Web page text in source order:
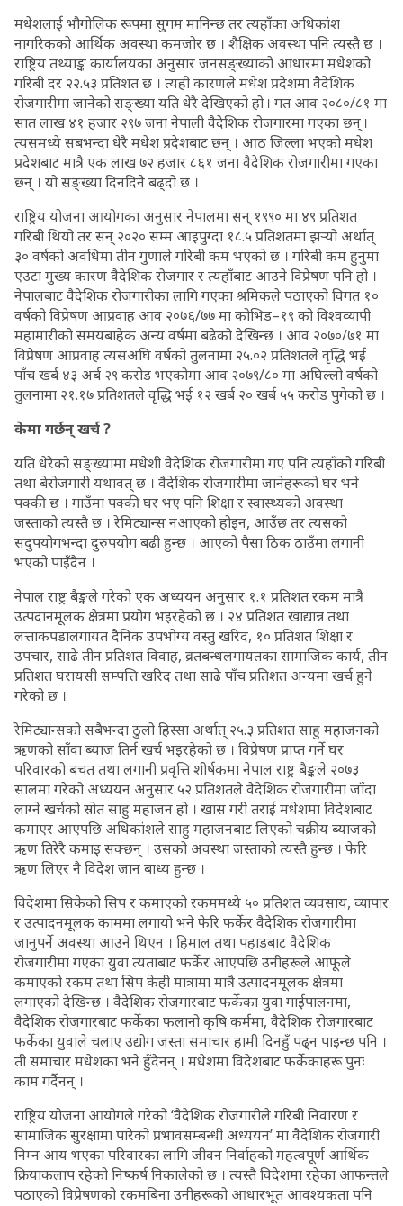
मधेशलाई भौगोलिक रूपमा सुगम मानिन्छ तर त्यहाँका अधिकांश
नागरिकको आर्थिक अवस्था कमजोर छ । शैक्षिक अवस्था पनि त्यस्तै छ ।
राष्ट्रिय तथ्याङ्क कार्यालयका अनुसार जनसङ्ख्याको आधारमा मधेशको
गरिबी दर २२.५३ प्रतिशत छ । त्यही कारणले मधेश प्रदेशमा वैदेशिक
रोजगारीमा जानेको सङ्ख्या यति धेरै देखिएको हो । गत आव २०८०/८१ मा
सात लाख ४१ हजार २९७ जना नेपाली वैदेशिक रोजगारमा गएका छन् ।
त्यसमध्ये सबभन्दा धेरै मधेश प्रदेशबाट छन् । आठ जिल्ला भएको मधेश
प्रदेशबाट मात्रै एक लाख ७२ हजार ८६१ जना वैदेशिक रोजगारीमा गएका
छन् । यो सङ्ख्या दिनदिनै बढ्दो छ ।
राष्ट्रिय योजना आयोगका अनुसार नेपालमा सन् १९९० मा ४९ प्रतिशत
गरिबी थियो तर सन् २०२० सम्म आइपुग्दा १८.५ प्रतिशतमा झर्‍यो अर्थात्
३० वर्षको अवधिमा तीन गुणाले गरिबी कम भएको छ । गरिबी कम हुनुमा
एउटा मुख्य कारण वैदेशिक रोजगार र त्यहाँबाट आउने विप्रेषण पनि हो ।
नेपालबाट वैदेशिक रोजगारीका लागि गएका श्रमिकले पठाएको विगत १०
वर्षको विप्रेषण आप्रवाह आव २०७६/७७ मा कोभिड–१९ को विश्वव्यापी
महामारीको समयबाहेक अन्य वर्षमा बढेको देखिन्छ । आव २०७०/७१ मा
विप्रेषण आप्रवाह त्यसअघि वर्षको तुलनामा २५.०२ प्रतिशतले वृद्धि भई
पाँच खर्ब ४३ अर्ब २९ करोड भएकोमा आव २०७९/८० मा अघिल्लो वर्षको
तुलनामा २१.१७ प्रतिशतले वृद्धि भई १२ खर्ब २० खर्ब ५५ करोड पुगेको छ ।
केमा गर्छन् खर्च ?
यति धेरैको सङ्ख्यामा मधेशी वैदेशिक रोजगारीमा गए पनि त्यहाँको गरिबी
तथा बेरोजगारी यथावत् छ । वैदेशिक रोजगारीमा जानेहरूको घर भने
पक्की छ । गाउँमा पक्की घर भए पनि शिक्षा र स्वास्थ्यको अवस्था
जस्ताको त्यस्तै छ । रेमिट्यान्स नआएको होइन, आउँछ तर त्यसको
सदुपयोगभन्दा दुरुपयोग बढी हुन्छ । आएको पैसा ठिक ठाउँमा लगानी
भएको पाइँदैन ।
नेपाल राष्ट्र बैङ्कले गरेको एक अध्ययन अनुसार १.१ प्रतिशत रकम मात्रै
उत्पदानमूलक क्षेत्रमा प्रयोग भइरहेको छ । २४ प्रतिशत खाद्यान्न तथा
लत्ताकपडालगायत दैनिक उपभोग्य वस्तु खरिद, १० प्रतिशत शिक्षा र
उपचार, साढे तीन प्रतिशत विवाह, व्रतबन्धलगायतका सामाजिक कार्य, तीन
प्रतिशत घरायसी सम्पत्ति खरिद तथा साढे पाँच प्रतिशत अन्यमा खर्च हुने
गरेको छ ।
रेमिट्यान्सको सबैभन्दा ठुलो हिस्सा अर्थात् २५.३ प्रतिशत साहु महाजनको
ऋणको साँवा ब्याज तिर्न खर्च भइरहेको छ । विप्रेषण प्राप्त गर्ने घर
परिवारको बचत तथा लगानी प्रवृत्ति शीर्षकमा नेपाल राष्ट्र बैङ्कले २०७३
सालमा गरेको अध्ययन अनुसार ५२ प्रतिशतले वैदेशिक रोजगारीमा जाँदा
लाग्ने खर्चको स्रोत साहु महाजन हो । खास गरी तराई मधेशमा विदेशबाट
कमाएर आएपछि अधिकांशले साहु महाजनबाट लिएको चक्रीय ब्याजको
ऋण तिरेरै कमाइ सक्छन् । उसको अवस्था जस्ताको त्यस्तै हुन्छ । फेरि
ऋण लिएर नै विदेश जान बाध्य हुन्छ ।
विदेशमा सिकेको सिप र कमाएको रकममध्ये ५० प्रतिशत व्यवसाय, व्यापार
र उत्पादनमूलक काममा लगायो भने फेरि फर्केर वैदेशिक रोजगारीमा
जानुपर्ने अवस्था आउने थिएन । हिमाल तथा पहाडबाट वैदेशिक
रोजगारीमा गएका युवा त्यताबाट फर्केर आएपछि उनीहरूले आफूले
कमाएको रकम तथा सिप केही मात्रामा मात्रै उत्पादनमूलक क्षेत्रमा
लगाएको देखिन्छ । वैदेशिक रोजगारबाट फर्केका युवा गाईपालनमा,
वैदेशिक रोजगारबाट फर्केका फलानो कृषि कर्ममा, वैदेशिक रोजगारबाट
फर्केका युवाले चलाए उद्योग जस्ता समाचार हामी दिनहुँ पढ्न पाइन्छ पनि ।
ती समाचार मधेशका भने हुँदैनन् । मधेशमा विदेशबाट फर्केकाहरू पुनः
काम गर्दैनन् ।
राष्ट्रिय योजना आयोगले गरेको ‘वैदेशिक रोजगारीले गरिबी निवारण र
सामाजिक सुरक्षामा पारेको प्रभावसम्बन्धी अध्ययन’ मा वैदेशिक रोजगारी
निम्न आय भएका परिवारका लागि जीवन निर्वाहको महत्वपूर्ण आर्थिक
क्रियाकलाप रहेको निष्कर्ष निकालेको छ । त्यस्तै विदेशमा रहेका आफन्तले
पठाएको विप्रेषणको रकमबिना उनीहरूको आधारभूत आवश्यकता पनि